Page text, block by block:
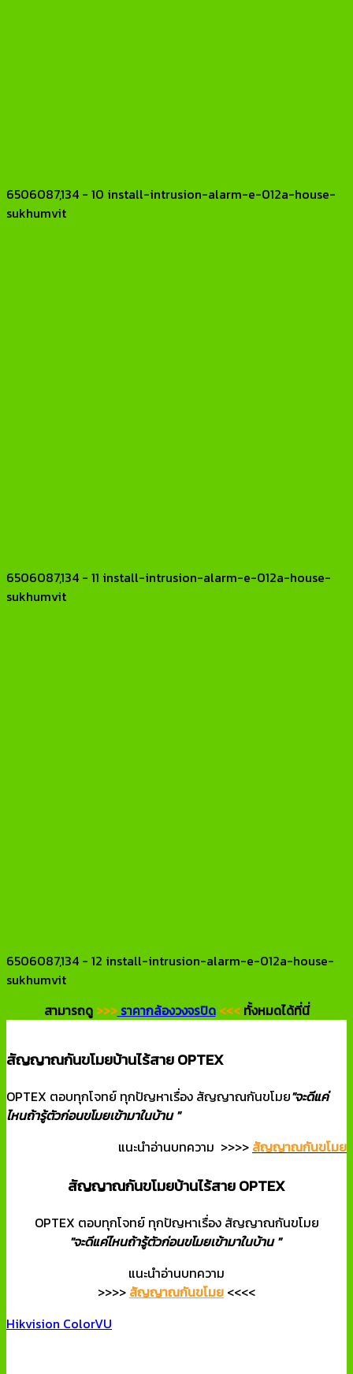
6506087,134 - 10 install-intrusion-alarm-e-012a-house-
sukhumvit
6506087,134 - 11 install-intrusion-alarm-e-012a-house-
sukhumvit
6506087,134 - 12 install-intrusion-alarm-e-012a-house-
sukhumvit
สามารถดู >>>ราคากล้องวงจรปิด <<<ทั้งหมดได้ที่นี่
สัญญาณกันขโมยบ้านไร้สาย OPTEX
OPTEX ตอบทุกโจทย์ ทุกปัญหาเรื่อง สัญญาณกันขโมย"จะดีแค่
ไหนถ้ารู้ตัวก่อนขโมยเข้ามาในบ้าน "
แนะนำอ่านบทความ >>>> สัญญาณกันขโมย
สัญญาณกันขโมยบ้านไร้สาย OPTEX
OPTEX ตอบทุกโจทย์ ทุกปัญหาเรื่อง สัญญาณกันขโมย
"จะดีแค่ไหนถ้ารู้ตัวก่อนขโมยเข้ามาในบ้าน "
แนะนำอ่านบทความ
>>>> สัญญาณกันขโมย <<<<
Hikvision ColorVU